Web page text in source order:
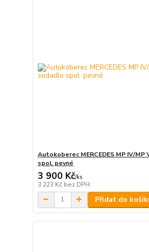
Autokoberec MERCEDES MP IV/MP
spol. pevné
3 900 Kč/ks
3 223 Kč bez DPH
Přidat do